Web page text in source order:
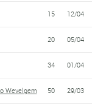
15 12/04
20 05/04
34 01/04
Wevelgem 50 29/03